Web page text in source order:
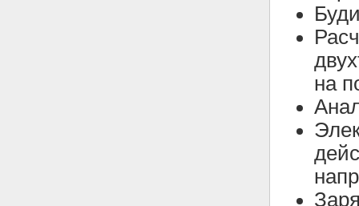
на